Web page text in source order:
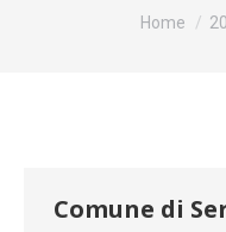
Tu sei
Home
Comune di